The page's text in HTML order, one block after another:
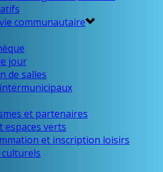
communautaire
jour
de salles
et partenaires
espaces verts
et inscription loisirs